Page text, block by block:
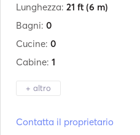
Lunghezza: 21 ft (6 m)
Bagni: 0
Cucine: 0
Cabine: 1
+ altro
Contatta il proprietario